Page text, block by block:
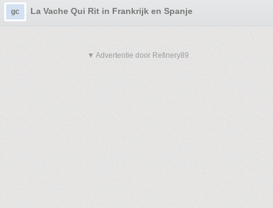
gc La Vache Qui Rit in Frankrijk en Spanje
▼ Advertentie door Refinery89